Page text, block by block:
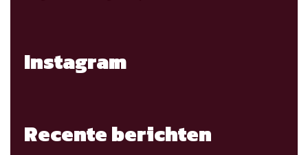
Instagram
Recente berichten